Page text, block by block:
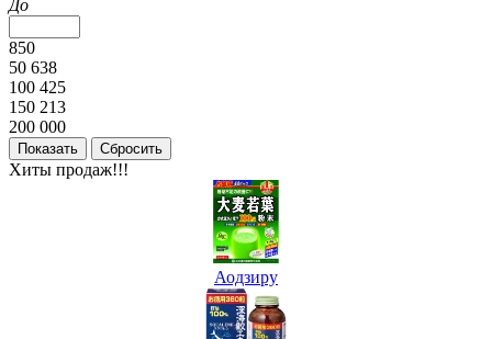
До
850
50 638
100 425
150 213
200 000
Хиты продаж!!!
Аодзиру